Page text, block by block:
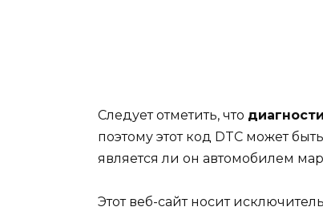
Следует отметить, что
поэтому этот код DTC может
является ли он автомобилем
Этот веб-сайт носит